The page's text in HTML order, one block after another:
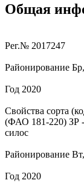
Общая
Рег.№ 2017247
Районирование
Год 2020
Свойства сорта
(ФАО 181-220) ЗР
силос
Районирование
Год 2020